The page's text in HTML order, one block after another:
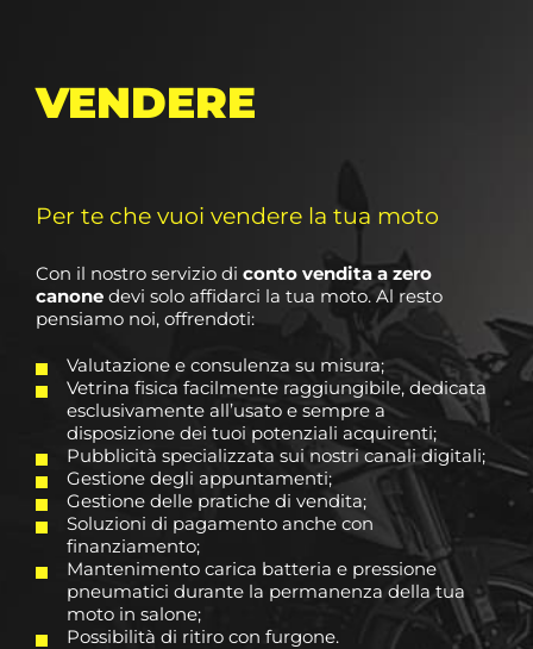
Per te che vuoi vendere la tua moto
Con il nostro servizio di conto vendita a zero
canone devi solo affidarci la tua moto.Al resto
pensiamo noi, offrendoti:
Valutazione e consulenza su misura;
Vetrina fisica facilmente raggiungibile, dedicata
esclusivamente all’usato e sempre a
disposizione dei tuoi potenziali acquirenti;
Pubblicità specializzata sui nostri canali digitali;
Gestione degli appuntamenti;
Gestione delle pratiche di vendita;
Soluzioni di pagamento anche con
finanziamento;
Mantenimento carica batteria e pressione
pneumatici durante la permanenza della tua
moto in salone;
Possibilità di ritiro con furgone.
VENDERE